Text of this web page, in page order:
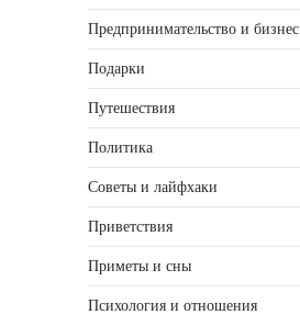
Предпринимательство и бизнес
Подарки
Путешествия
Политика
Советы и лайфхаки
Приветствия
Приметы и сны
Психология и отношения